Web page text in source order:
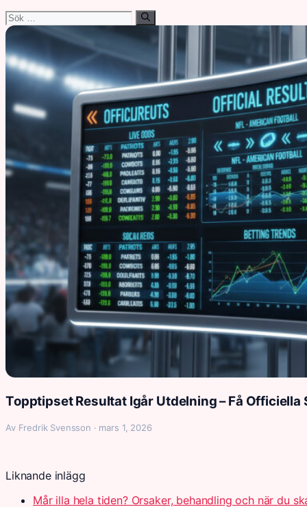
Sök
efter:
Topptipset Resultat Igår Utdelning – Få Officiella
Av Fredrik Svensson · mars 1, 2026
Liknande inlägg
Mår illa hela tiden? Orsaker, behandling och när du